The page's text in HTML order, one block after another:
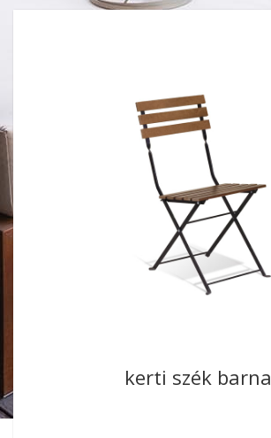
kerti szék barna